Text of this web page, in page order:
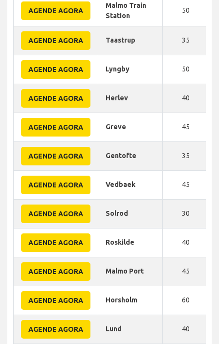
AGENDE AGORA
Malmo Train
Station
50
AGENDE AGORA Taastrup 35
AGENDE AGORA Lyngby 50
AGENDE AGORA Herlev 40
AGENDE AGORA Greve 45
AGENDE AGORA Gentofte 35
AGENDE AGORA Vedbaek 45
AGENDE AGORA Solrod 30
AGENDE AGORA Roskilde 40
AGENDE AGORA Malmo Port 45
AGENDE AGORA Horsholm 60
AGENDE AGORA Lund 40